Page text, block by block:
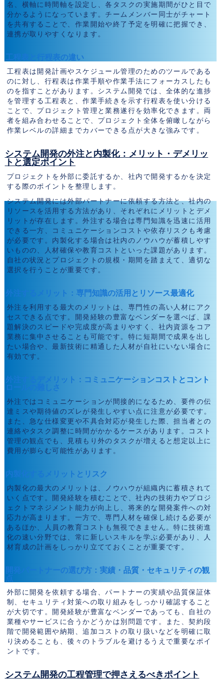
名、横軸に時間軸を設定し、各タスクの実施期間がひと目で
分かるようになっています。チームメンバー同士がチャート
を共有することで、作業開始や終了予定を明確に把握でき、
連携が取りやすくなります。
工程表と行程表の違い
工程表は開発計画やスケジュール管理のためのツールである
のに対し、行程表は作業手順や作業手法にフォーカスしたも
のを指すことがあります。システム開発では、全体的な進捗
を管理する工程表と、作業手続きを示す行程表を使い分ける
ことで、プロジェクト管理と業務遂行を効率化できます。両
者を組み合わせることで、プロジェクト全体を俯瞰しながら
作業レベルの詳細までカバーできる点が大きな強みです。
システム開発の外注と内製化：メリット・デメリッ
トと選定ポイント
プロジェクトを外部に委託するか、社内で開発するかを決定
する際のポイントを整理します。
システム開発には外部パートナーに依頼する方法と、社内の
リソースを活用する方法があり、それぞれにメリットとデメ
リットが存在します。外注する場合は専門知識を迅速に活用
できる一方、コミュニケーションコストや依存リスクも考慮
が必要です。内製化する場合は社内のノウハウが蓄積しやす
いものの、人材確保や教育コストといった課題があります。
自社の状況とプロジェクトの規模・期間を踏まえて、適切な
選択を行うことが重要です。
外注するメリット：専門知識の活用とリソース最適化
外注を利用する最大のメリットは、専門性の高い人材にアク
セスできる点です。開発経験の豊富なベンダーを選べば、課
題解決のスピードや完成度が高まりやすく、社内資源をコア
業務に集中させることも可能です。特に短期間で成果を出し
たい場合や、最新技術に精通した人材が自社にいない場合に
有効です。
外注するデメリット：コミュニケーションコストとコント
ロールの難しさ
外注ではコミュニケーションが間接的になるため、要件の伝
達ミスや期待値のズレが発生しやすい点に注意が必要です。
また、急な仕様変更や不具合対応が発生した際、担当者との
連絡やタスク調整に時間がかかるケースがあります。コスト
管理の観点でも、見積もり外のタスクが増えると想定以上に
費用が膨らむ可能性があります。
内製化するメリットとリスク
内製化の最大のメリットは、ノウハウが組織内に蓄積されて
いく点です。開発経験を積むことで、社内の技術力やプロジ
ェクトマネジメント能力が向上し、将来的な開発案件への対
応力が高まります。一方で、専門人材を確保し続ける必要が
あるほか、人員の教育コストも無視できません。特に技術進
化の速い分野では、常に新しいスキルを学ぶ必要があり、人
材育成の計画をしっかり立てておくことが重要です。
開発パートナーの選び方：実績・品質・セキュリティの観
外部に開発を依頼する場合、パートナーの実績や品質保証体
制、セキュリティ対策への取り組みをしっかり確認すること
が大切です。開発経験が豊富なベンダーであっても、自社の
業種やサービスに合うかどうかは別問題です。また、契約段
階で開発範囲や納期、追加コストの取り扱いなどを明確に取
り決めることも、後々のトラブルを避けるうえで重要なポイ
ントです。
システム開発の工程管理で押さえるべきポイント